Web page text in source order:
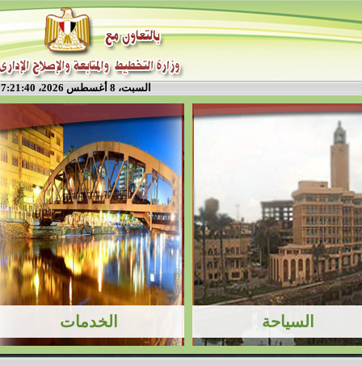
السبت، 8 أغسطس 2026، 7:21:40 م